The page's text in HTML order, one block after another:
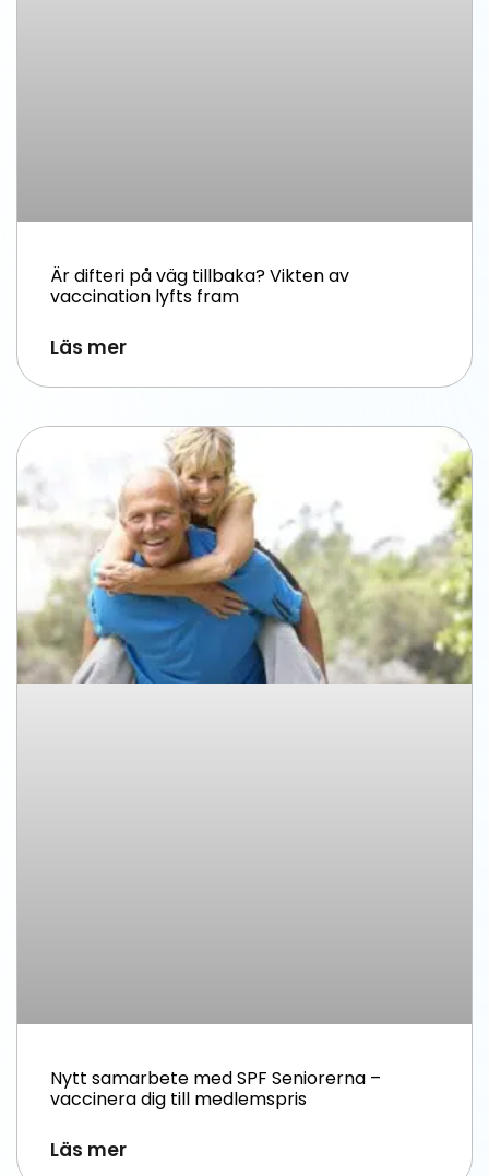
Är difteri på väg tillbaka? Vikten av
vaccination lyfts fram
Läs mer
Nytt samarbete med SPF Seniorerna –
vaccinera dig till medlemspris
Läs mer